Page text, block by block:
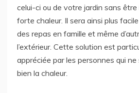
celui-ci ou de votre jardin sans être
forte chaleur. Il sera ainsi plus
des repas en famille et même
l’extérieur. Cette solution est
appréciée par les personnes qui
bien la chaleur.